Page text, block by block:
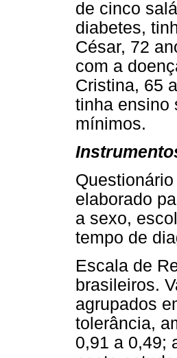
de cinco
diabetes,
César, 72
com a
Cristina, 65
tinha ensino
mínimos.
elaborado
a sexo,
tempo de
Escala de
brasileiros.
agrupados
tolerância,
0,91 a 0,49;